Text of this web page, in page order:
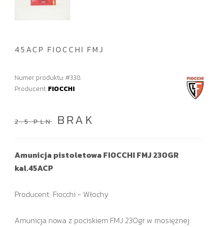
45ACP FIOCCHI FMJ
Numer produktu: #338
Producent: FIOCCHI
2.5 PLNBRAK
Amunicja pistoletowa FIOCCHI FMJ 230GR
kal.45ACP
Producent: Fiocchi - Włochy
Amunicja nowa z pociskiem FMJ 230gr w mosiężnej